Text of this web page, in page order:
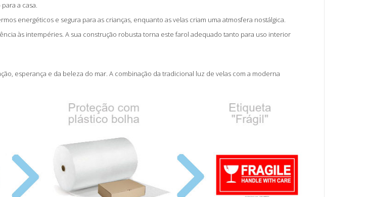
a casa.
energéticos e segura para as crianças, enquanto as velas criam uma atmosfera nostálgica.
às intempéries. A sua construção robusta torna este farol adequado tanto para uso interior
esperança e da beleza do mar. A combinação da tradicional luz de velas com a moderna